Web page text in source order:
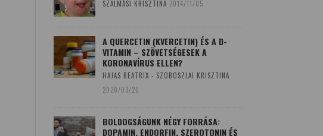
SZALMÁSI KRISZTINA 2014/11/05
A QUERCETIN (KVERCETIN) ÉS A D-
VITAMIN – SZÖVETSÉGESEK A
KORONAVÍRUS ELLEN?
HAJAS BEATRIX - SZOBOSZLAI KRISZTINA
2020/03/20
BOLDOGSÁGUNK NÉGY FORRÁSA:
DOPAMIN, ENDORFIN, SZEROTONIN ÉS